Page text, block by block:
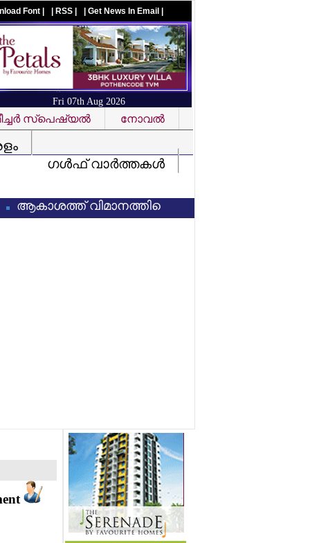
Font | | RSS | | Get News In Email |
Fri 07th Aug 2026
സ്‌പെഷ്യല്‍
നോവല്‍
ഗള്‍ഫ് വാര്‍ത്തകള്‍
വിമാനത്തിന്റെ എമര്‍ജന്‍സി വാതില്‍